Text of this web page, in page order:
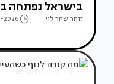
בישראל נפתחה
זוהר שחר לוי 2026
אדריכלות מהעולם